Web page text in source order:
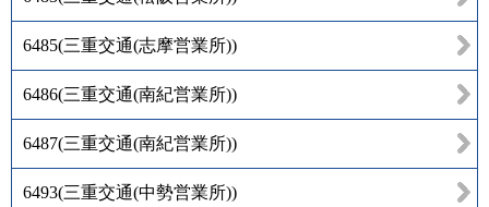
6485(三重交通(志摩営業所))
6486(三重交通(南紀営業所))
6487(三重交通(南紀営業所))
6493(三重交通(中勢営業所))